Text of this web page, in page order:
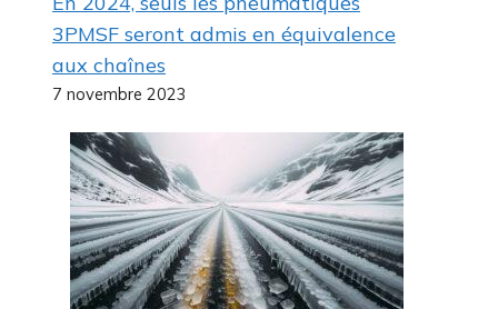
3PMSF seront admis en équivalence
aux chaînes
7 novembre 2023